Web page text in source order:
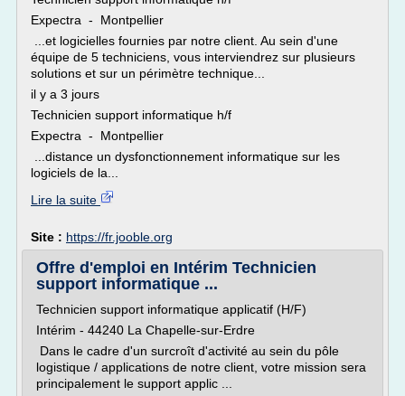
Expectra - Montpellier
...et logicielles fournies par notre client. Au sein d'une
équipe de 5 techniciens, vous interviendrez sur plusieurs
solutions et sur un périmètre technique...
il y a 3 jours
Technicien support informatique h/f
Expectra - Montpellier
...distance un dysfonctionnement informatique sur les
logiciels de la...
Lire la suite
Site : https://fr.jooble.org
Offre d'emploi en Intérim Technicien
support informatique ...
Technicien support informatique applicatif (H/F)
Intérim - 44240 La Chapelle-sur-Erdre
Dans le cadre d'un surcroît d'activité au sein du pôle
logistique / applications de notre client, votre mission sera
principalement le support applic ...